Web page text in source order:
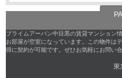
プライムアーバン中目黒の賃貸マンション
お部屋が空室になっています。この物件は
得に契約が可能です。ぜひお気軽にお問い合
東